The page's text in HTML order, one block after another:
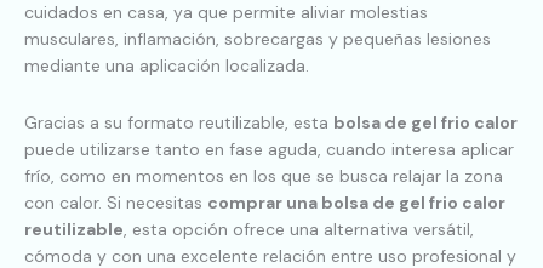
cuidados en casa, ya que permite aliviar molestias
musculares, inflamación, sobrecargas y pequeñas lesiones
mediante una aplicación localizada.
Gracias a su formato reutilizable, esta bolsa de gel frio calor
puede utilizarse tanto en fase aguda, cuando interesa aplicar
frío, como en momentos en los que se busca relajar la zona
con calor. Si necesitas comprar una bolsa de gel frio calor
reutilizable, esta opción ofrece una alternativa versátil,
cómoda y con una excelente relación entre uso profesional y